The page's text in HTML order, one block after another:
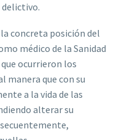
concreta posición del
médico de la Sanidad
ocurrieron los
manera que con su
a la vida de las
alterar su